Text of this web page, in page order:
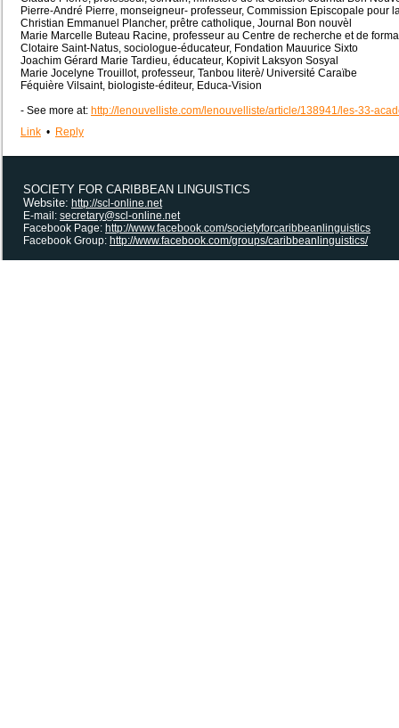
Pierre-André Pierre, monseigneur- professeur, Commission Episcopale pour
Christian Emmanuel Plancher, prêtre catholique, Journal Bon nouvèl
Marie Marcelle Buteau Racine, professeur au Centre de recherche et de
Clotaire Saint-Natus, sociologue-éducateur, Fondation Mauurice Sixto
Joachim Gérard Marie Tardieu, éducateur, Kopivit Laksyon Sosyal
Marie Jocelyne Trouillot, professeur, Tanbou literè/ Université Caraïbe
Féquière Vilsaint, biologiste-éditeur, Educa-Vision
- See more at: http://lenouvelliste.com/lenouvelliste/article/138941/les-33-
Link • Reply
SOCIETY FOR CARIBBEAN LINGUISTICS
Website: http://scl-online.net
E-mail: secretary@scl-online.net
Facebook Page: http://www.facebook.com/societyforcaribbeanlinguistics
Facebook Group: http://www.facebook.com/groups/caribbeanlinguistics/